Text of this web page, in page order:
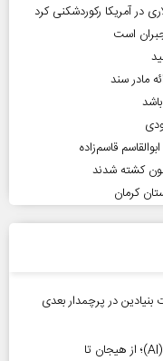
است
قاسم‌زاده
بنیادین در پرچمدار بعدی
رشد خیره‌کننده بازار توکن‌های هوش مصنوعی (AI)؛ از هیجان تا